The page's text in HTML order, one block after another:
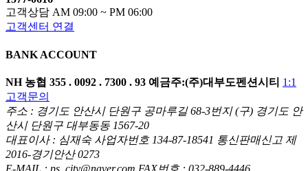
고객상담 AM 09:00 ~ PM 06:00
고객센터 연결
BANK ACCOUNT
NH 농협 355 . 0092 . 7300 . 93 예금주:(주)대부도펜션시티 1:1
고객문의
주소 : 경기도 안산시 단원구 공마루길 68-3번지 (구) 경기도 안
산시 단원구 대부동동 1567-20
대표이사 : 심재숙 사업자번호 134-87-18541 통신판매신고 제
2016-경기안산 0273